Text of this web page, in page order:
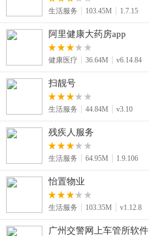
生活服务 103.45M 1.7.15
阿里健康大药房app
健康医疗 36.64M v6.14.84
扫靓号
生活服务 44.84M v3.10
残疾人服务
生活服务 64.95M 1.9.106
怡置物业
生活服务 103.35M v1.12.8
广州交警网上车管所软件